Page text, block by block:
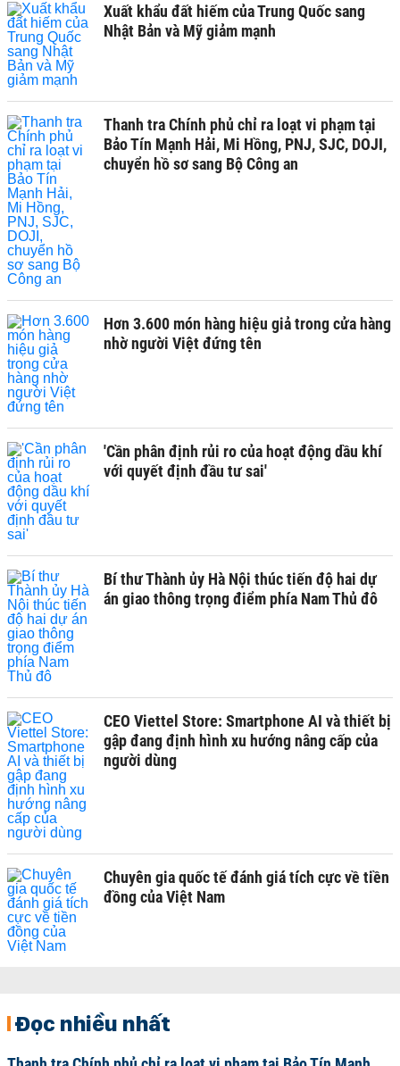
Xuất khẩu đất hiếm của Trung Quốc sang
Nhật Bản và Mỹ giảm mạnh
Thanh tra Chính phủ chỉ ra loạt vi phạm tại
Bảo Tín Mạnh Hải, Mi Hồng, PNJ, SJC, DOJI,
chuyển hồ sơ sang Bộ Công an
Hơn 3.600 món hàng hiệu giả trong cửa hàng
nhờ người Việt đứng tên
'Cần phân định rủi ro của hoạt động dầu khí
với quyết định đầu tư sai'
Bí thư Thành ủy Hà Nội thúc tiến độ hai dự
án giao thông trọng điểm phía Nam Thủ đô
CEO Viettel Store: Smartphone AI và thiết bị
gập đang định hình xu hướng nâng cấp của
người dùng
Chuyên gia quốc tế đánh giá tích cực về tiền
đồng của Việt Nam
Đọc nhiều nhất